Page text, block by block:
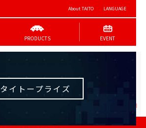
About TAITO LANGUAGE
PRODUCTS EVENT
タイトープライズ